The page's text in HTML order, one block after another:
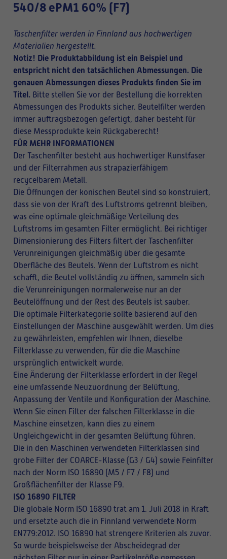
540/8 ePM1 60% (F7)
Taschenfilter werden in Finnland aus hochwertigen
Materialien hergestellt.
Notiz! Die Produktabbildung ist ein Beispiel und
entspricht nicht den tatsächlichen Abmessungen. Die
genauen Abmessungen dieses Produkts finden Sie im
Titel. Bitte stellen Sie vor der Bestellung die korrekten
Abmessungen des Produkts sicher. Beutelfilter werden
immer auftragsbezogen gefertigt, daher besteht für
diese Messprodukte kein Rückgaberecht!
FÜR MEHR INFORMATIONEN
Der Taschenfilter besteht aus hochwertiger Kunstfaser
und der Filterrahmen aus strapazierfähigem
recycelbarem Metall.
Die Öffnungen der konischen Beutel sind so konstruiert,
dass sie von der Kraft des Luftstroms getrennt bleiben,
was eine optimale gleichmäßige Verteilung des
Luftstroms im gesamten Filter ermöglicht. Bei richtiger
Dimensionierung des Filters filtert der Taschenfilter
Verunreinigungen gleichmäßig über die gesamte
Oberfläche des Beutels. Wenn der Luftstrom es nicht
schafft, die Beutel vollständig zu öffnen, sammeln sich
die Verunreinigungen normalerweise nur an der
Beutelöffnung und der Rest des Beutels ist sauber.
Die optimale Filterkategorie sollte basierend auf den
Einstellungen der Maschine ausgewählt werden. Um dies
zu gewährleisten, empfehlen wir Ihnen, dieselbe
Filterklasse zu verwenden, für die die Maschine
ursprünglich entwickelt wurde.
Eine Änderung der Filterklasse erfordert in der Regel
eine umfassende Neuzuordnung der Belüftung,
Anpassung der Ventile und Konfiguration der Maschine.
Wenn Sie einen Filter der falschen Filterklasse in die
Maschine einsetzen, kann dies zu einem
Ungleichgewicht in der gesamten Belüftung führen.
Die in den Maschinen verwendeten Filterklassen sind
grobe Filter der COARCE-Klasse (G3 / G4) sowie Feinfilter
nach der Norm ISO 16890 (M5 / F7 / F8) und
Großflächenfilter der Klasse F9.
ISO 16890 FILTER
Die globale Norm ISO 16890 trat am 1. Juli 2018 in Kraft
und ersetzte auch die in Finnland verwendete Norm
EN779:2012. ISO 16890 hat strengere Kriterien als zuvor.
So wurde beispielsweise der Abscheidegrad der